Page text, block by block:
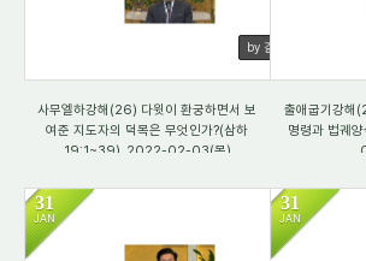
by 갈렙
사무엘하강해(26) 다윗이 환궁하면서 보
여준 지도자의 덕목은 무엇인가?(삼하
19:1~39)_2022-02-03(목)
출애굽기강해
명령과 법궤
31
JAN
31
JAN